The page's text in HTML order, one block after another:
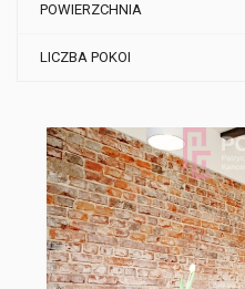
POWIERZCHNIA
LICZBA POKOI